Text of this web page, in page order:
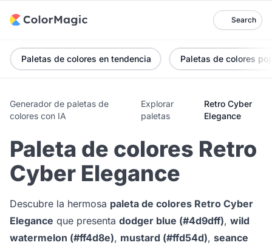
Search
Paletas de colores en tendencia Paletas de colores
Generador de paletas de
colores con IA
Explorar
paletas
Retro Cyber
Elegance
Paleta de colores Retro
Cyber Elegance
Descubre la hermosa paleta de colores Retro Cyber
Elegance que presenta dodger blue (#4d9dff), wild
watermelon (#ff4d8e), mustard (#ffd54d), seance